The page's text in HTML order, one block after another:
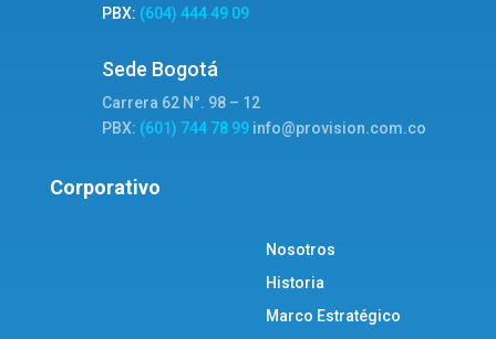
PBX: (604) 444 49 09
Sede Bogotá
Carrera 62 N°. 98 – 12
PBX: (601) 744 78 99 info@provision.com.co
Corporativo
Nosotros
Historia
Marco Estratégico